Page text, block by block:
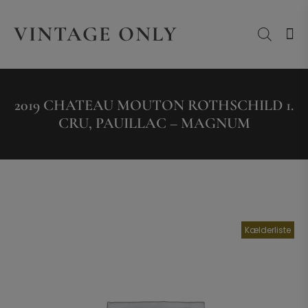
VINTAGE ONLY
2019 CHATEAU MOUTON ROTHSCHILD 1.
CRU, PAUILLAC – MAGNUM
Kælderliste